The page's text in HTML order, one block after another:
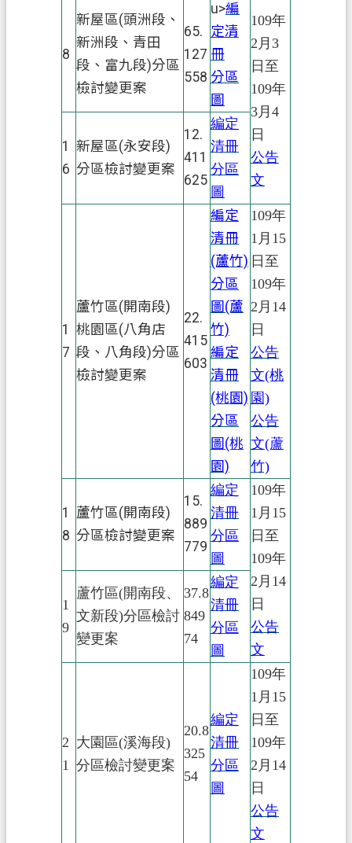
8
新屋區(頭洲段、
新洲段、青田
段、富九段)分區
檢討變更案
65.
127
558
u>編
定清
冊
分區
圖
109年
2月3
日至
109年
3月4
日
公告
文
1
6
新屋區(永安段)
分區檢討變更案
12.
411
625
編定
清冊
分區
圖
1
7
蘆竹區(開南段)
桃園區(八角店
段、八角段)分區
檢討變更案
22.
415
603
編定
清冊
(蘆竹)
分區
圖(蘆
竹)
編定
清冊
(桃園)
分區
圖(桃
園)
109年
1月15
日至
109年
2月14
日
公告
文(桃
園)
公告
文(蘆
竹)
1
8
蘆竹區(開南段)
分區檢討變更案
15.
889
779
編定
清冊
分區
圖
109年
1月15
日至
109年
2月14
日
公告
文
1
9
蘆竹區(開南段、
文新段)分區檢討
變更案
37.8
849
74
編定
清冊
分區
圖
2
1
大園區(溪海段)
分區檢討變更案
20.8
325
54
編定
清冊
分區
圖
109年
1月15
日至
109年
2月14
日
公告
文